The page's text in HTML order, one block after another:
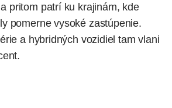
pritom patrí ku krajinám, kde
pomerne vysoké zastúpenie.
a hybridných vozidiel tam vlani